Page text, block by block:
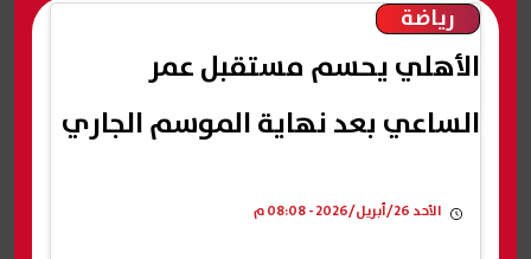
رياضة
الأهلي يحسم مستقبل عمر
الساعي بعد نهاية الموسم الجاري
الأحد 26/أبريل/2026 - 08:08 م